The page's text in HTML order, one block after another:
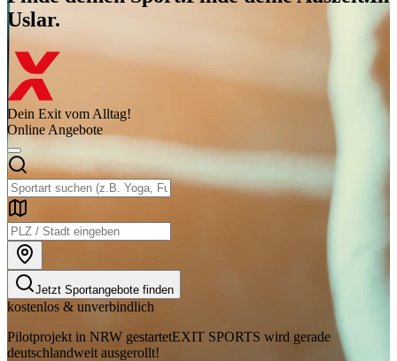
Uslar.
Dein Exit vom Alltag!
Online Angebote
Jetzt Sportangebote finden
kostenlos & unverbindlich
Pilotprojekt in NRW gestartetEXIT SPORTS wird gerade
deutschlandweit ausgerollt!